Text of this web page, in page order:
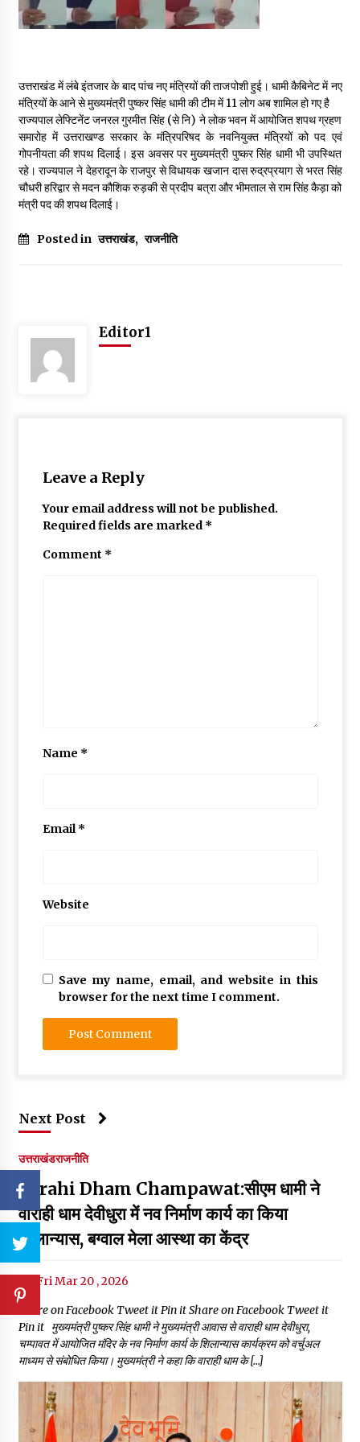
May 16, 2022
May 14, 2022
Thought Of The Day 13 May
May 13, 2022
Thought Of The Day 12 May
उत्तराखंड में लंबे इंतजार के बाद पांच नए मंत्रियों की ताजपोशी हुई। धामी कैबिनेट में नए
मंत्रियों के आने से मुख्यमंत्री पुष्कर सिंह धामी की टीम में 11 लोग अब शामिल हो गए है
राज्यपाल लेफ्टिनेंट जनरल गुरमीत सिंह (से नि) ने लोक भवन में आयोजित शपथ ग्रहण
समारोह में उत्तराखण्ड सरकार के मंत्रिपरिषद के नवनियुक्त मंत्रियों को पद एवं
गोपनीयता की शपथ दिलाई। इस अवसर पर मुख्यमंत्री पुष्कर सिंह धामी भी उपस्थित
रहे। राज्यपाल ने देहरादून के राजपुर से विधायक खजान दास रुद्रप्रयाग से भरत सिंह
चौधरी हरिद्वार से मदन कौशिक रुड़की से प्रदीप बत्रा और भीमताल से राम सिंह कैड़ा को
मंत्री पद की शपथ दिलाई।
Posted in उत्तराखंड, राजनीति
Editor1
Leave a Reply
Your email address will not be published.
Required fields are marked *
Comment *
Name *
Email*
Website
Save my name, email, and website in this
browser for the next time I comment.
Next Post
उत्तराखंडराजनीति
Varahi Dham Champawat:सीएम धामी ने
वाराही धाम देवीधुरा में नव निर्माण कार्य का किया
शिलान्यास, बग्वाल मेला आस्था का केंद्र
Fri Mar 20 , 2026
Share on Facebook Tweet it Pin it Share on Facebook Tweet it
Pin it मुख्यमंत्री पुष्कर सिंह धामी ने मुख्यमंत्री आवास से वाराही धाम देवीधुरा,
चम्पावत में आयोजित मंदिर के नव निर्माण कार्य के शिलान्यास कार्यक्रम को वर्चुअल
माध्यम से संबोधित किया। मुख्यमंत्री ने कहा कि वाराही धाम के […]